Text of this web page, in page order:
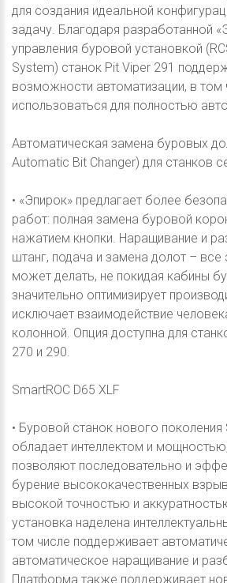
для создания идеальной
задачу. Благодаря разработанной
управления буровой установкой
System) станок Pit Viper 291
возможности автоматизации, в
использоваться для полностью
Автоматическая замена буровых
Automatic Bit Changer) для станков
• «Эпирок» предлагает более
работ: полная замена буровой
нажатием кнопки. Наращивание и
штанг, подача и замена долот – все
может делать, не покидая кабины
значительно оптимизирует
исключает взаимодействие
колонной. Опция доступна для
270 и 290.
SmartROC D65 XLF
• Буровой станок нового поколения
обладает интеллектом и
позволяют последовательно и
бурение высококачественных
высокой точностью и
установка наделена
том числе поддерживает
автоматическое наращивание и
Платформа также поддерживает